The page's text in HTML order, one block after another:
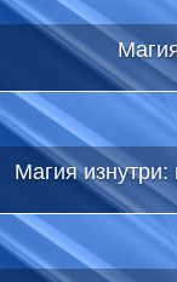
Магия